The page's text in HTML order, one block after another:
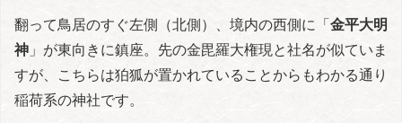
翻って鳥居のすぐ左側（北側）、境内の西側に「金平大明
神 」が東向きに鎮座。先の金毘羅大権現と社名が似ていま
すが、こちらは狛狐が置かれていることからもわかる通り
稲荷系の神社です。